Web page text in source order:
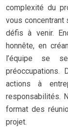
complexité du
vous
défis à venir.
honnête, en
l’équipe se
préoccupations.
actions à
responsabilités.
format des
projet.